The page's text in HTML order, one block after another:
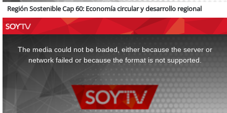
Región Sostenible Cap 60: Economía circular y desarrollo regional
The media could not be loaded, either because the server or
network failed or because the format is not supported.